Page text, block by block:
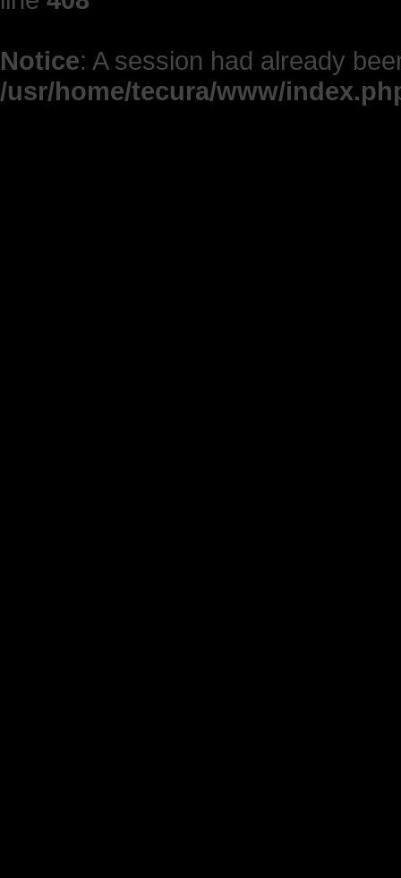
Notice: A session had already
/usr/home/tecura/www/